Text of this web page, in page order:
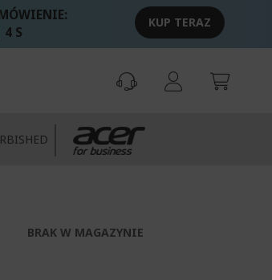
S
KUP TERAZ
BRAK W MAGAZYNIE